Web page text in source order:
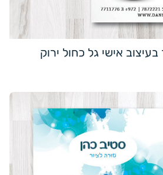
בעיצוב אישי גל כחול ירוק